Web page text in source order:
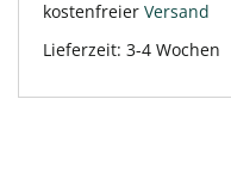
kostenfreier Versand
Lieferzeit: 3-4 Wochen